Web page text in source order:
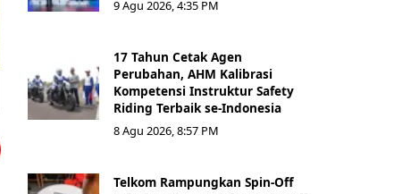
9 Agu 2026, 4:35 PM
17 Tahun Cetak Agen
Perubahan, AHM Kalibrasi
Kompetensi Instruktur Safety
Riding Terbaik se-Indonesia
8 Agu 2026, 8:57 PM
Telkom Rampungkan Spin-Off